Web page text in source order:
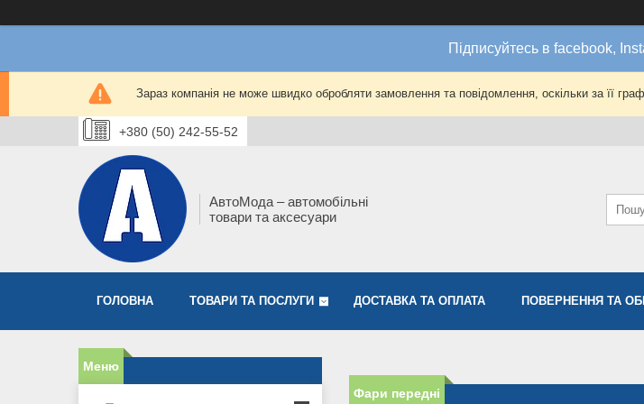
Підписуйтесь в facebook,
Зараз компанія не може швидко обробляти замовлення та повідомлення, оскільки за її
+380 (50) 242-55-52
АвтоМода – автомобільні
товари та аксесуари
ГОЛОВНА ТОВАРИ ТА ПОСЛУГИ ДОСТАВКА ТА ОПЛАТА ПОВЕРНЕННЯ ТА
Фари передні